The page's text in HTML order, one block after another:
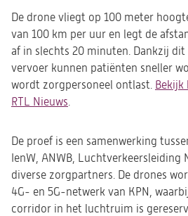
De drone vliegt op 100 meter
van 100 km per uur en legt de
af in slechts 20 minuten. Dankzij
vervoer kunnen patiënten sneller
wordt zorgpersoneel ontlast. Bekijk
RTL Nieuws.
De proef is een samenwerking
IenW, ANWB, Luchtverkeersleiding
diverse zorgpartners. De drones
4G- en 5G-netwerk van KPN,
corridor in het luchtruim is